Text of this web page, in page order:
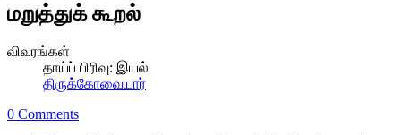
மறுத்துக் கூறல்
விவரங்கள்
தாய்ப் பிரிவு: இயல்
திருக்கோவையார்
0 Comments